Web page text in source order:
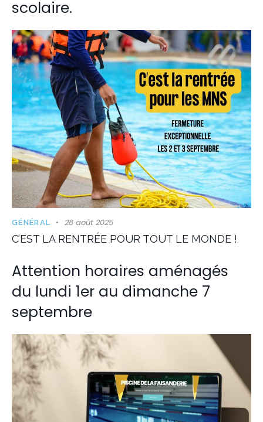
scolaire.
GÉNÉRAL 28 août 2025
C’EST LA RENTRÉE POUR TOUT LE MONDE !
Attention horaires aménagés
du lundi 1er au dimanche 7
septembre